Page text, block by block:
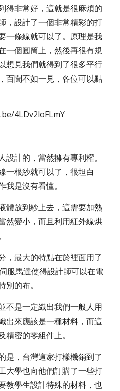
得非常好，這就是很麻煩的
，設計了一個非常精彩的打
一條線就可以了。原理是我
一個圓筒上，然後再很有規
想見我們就得到了很多平行
百聞不如一見，各位可以點
4LDv2loFLmY
計的，當然擁有專利權。
一根紗就可以了，很坦白
是沒有看懂。
體放到紗上去，這需要加熱
然變小，而且利用紅外線烘
，最大的特點在於裡面用了
服馬達使得設計師可以在電
的布。
不是一定織出我們一般人用
出來應該是一種材料，而這
密的零組件上。
是，台灣這家打樣機銷到了
大學也向他們訂購了一些打
教學生設計特殊的材料，也